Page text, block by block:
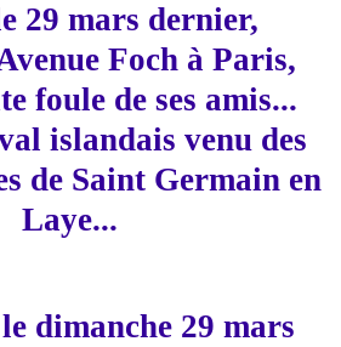
29 mars dernier,
Foch à Paris,
foule de ses amis...
islandais venu des
de Saint Germain en
Laye...
dimanche 29 mars